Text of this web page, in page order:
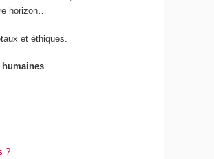
horizon…
et éthiques.
?